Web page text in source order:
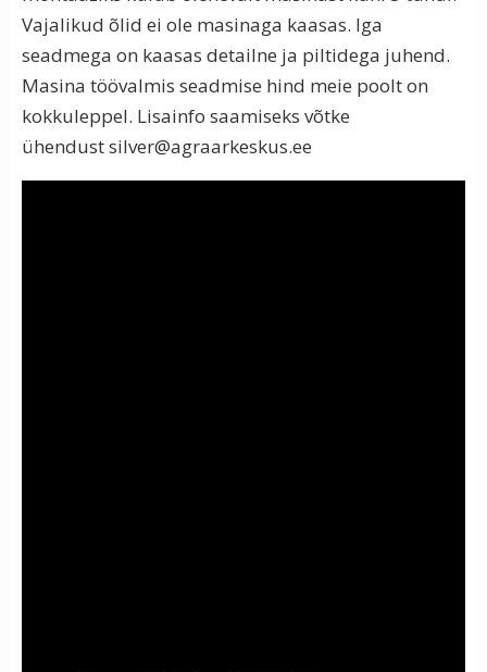
Vajalikud õlid ei ole masinaga kaasas. Iga
seadmega on kaasas detailne ja piltidega juhend.
Masina töövalmis seadmise hind meie poolt on
kokkuleppel. Lisainfo saamiseks võtke
ühendustsilver@agraarkeskus.ee